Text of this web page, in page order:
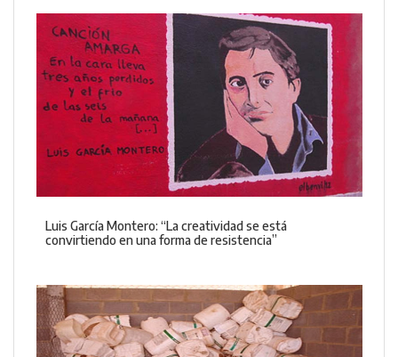
Luis García Montero: “La creatividad se está
convirtiendo en una forma de resistencia”